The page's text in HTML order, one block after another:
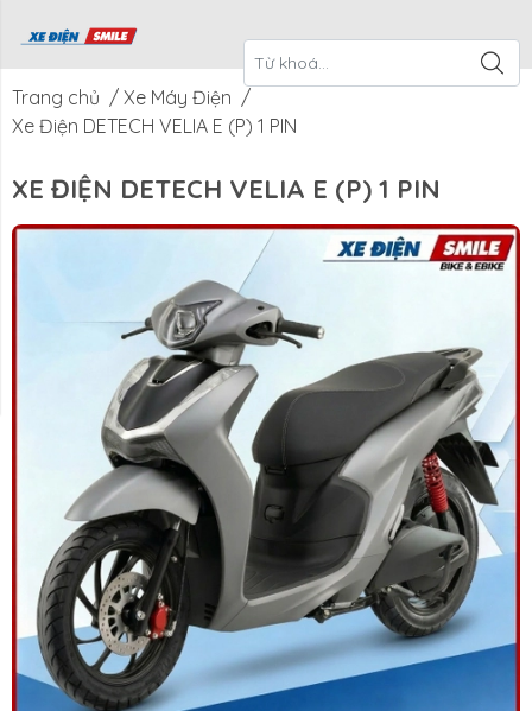
Xe Điện
Smile
CTKM Tháng
Trang chủ / Xe Máy Điện /
Xe Điện DETECH VELIA E (P) 1 PIN
XE ĐIỆN DETECH VELIA E (P) 1 PIN